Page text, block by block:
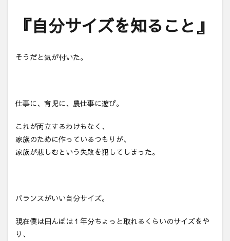
『自分サイズを知ること』
そうだと気が付いた。
仕事に、育児に、農仕事に遊び。
これが両立するわけもなく、
家族のために作っているつもりが、
家族が悲しむという失敗を犯してしまった。
バランスがいい自分サイズ。
現在僕は田んぼは１年分ちょっと取れるくらいのサイズをや
り、